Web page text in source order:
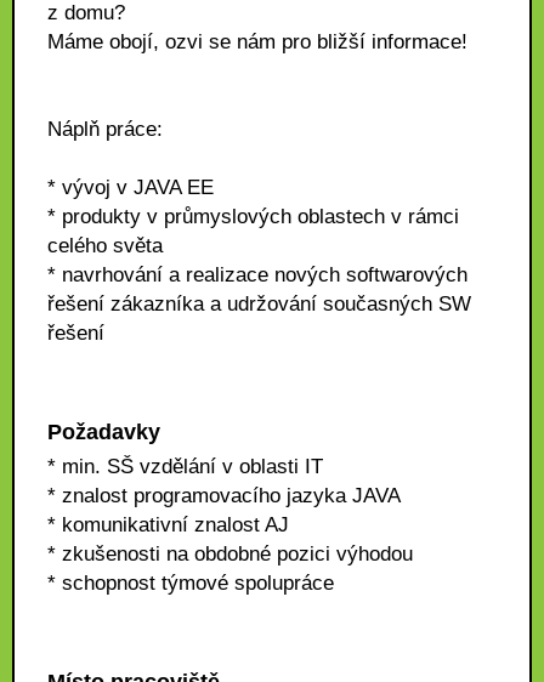
z domu?
Máme obojí, ozvi se nám pro bližší informace!
Náplň práce:
* vývoj v JAVA EE
* produkty v průmyslových oblastech v rámci
celého světa
* navrhování a realizace nových softwarových
řešení zákazníka a udržování současných SW
řešení
Požadavky
* min. SŠ vzdělání v oblasti IT
* znalost programovacího jazyka JAVA
* komunikativní znalost AJ
* zkušenosti na obdobné pozici výhodou
* schopnost týmové spolupráce